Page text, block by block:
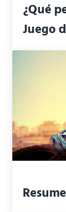
¿Qué
Juego